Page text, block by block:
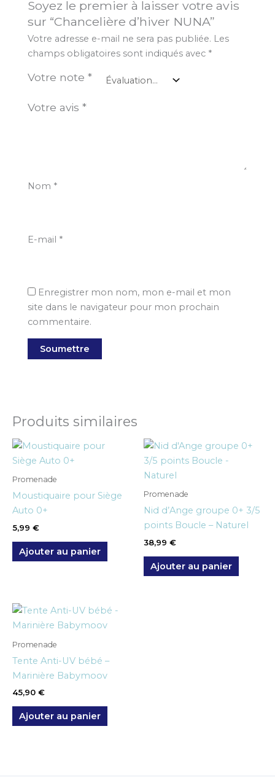
Soyez le premier à laisser votre avis
sur “Chancelière d’hiver NUNA”
Votre adresse e-mail ne sera pas publiée. Les
champs obligatoires sont indiqués avec *
Votre note*
Votre avis*
Nom *
E-mail *
Enregistrer mon nom, mon e-mail et mon
site dans le navigateur pour mon prochain
commentaire.
Produits similaires
Promenade
Moustiquaire pour Siège
Auto 0+
5,99 €
Ajouter au panier
Promenade
Nid d’Ange groupe 0+ 3/5
points Boucle – Naturel
38,99 €
Ajouter au panier
Promenade
Tente Anti-UV bébé –
Marinière Babymoov
45,90 €
Ajouter au panier